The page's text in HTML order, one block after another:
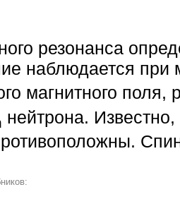
резонанса
наблюдается при
магнитного
нейтрона.